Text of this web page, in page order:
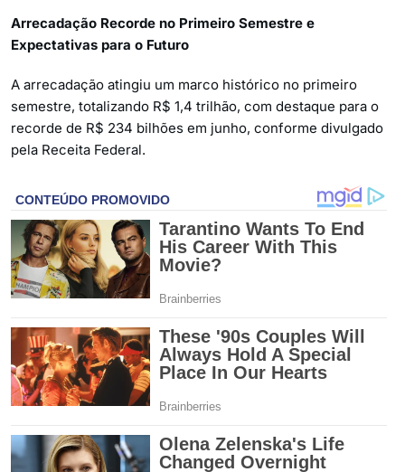
Arrecadação Recorde no Primeiro Semestre e
Expectativas para o Futuro
A arrecadação atingiu um marco histórico no primeiro
semestre, totalizando R$ 1,4 trilhão, com destaque para o
recorde de R$ 234 bilhões em junho, conforme divulgado
pela Receita Federal.